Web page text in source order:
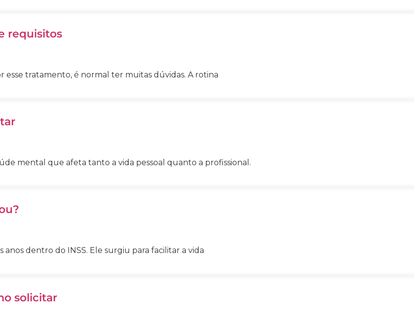
requisitos
esse tratamento, é normal ter muitas dúvidas. A rotina
mental que afeta tanto a vida pessoal quanto a profissional.
dentro do INSS. Ele surgiu para facilitar a vida
solicitar